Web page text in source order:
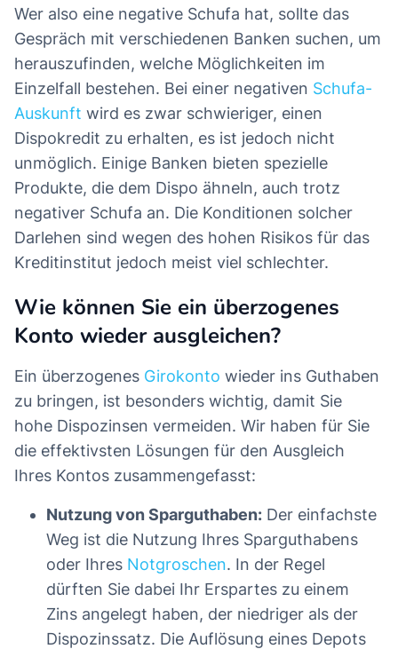
Wer also eine negative Schufa hat, sollte das
Gespräch mit verschiedenen Banken suchen, um
herauszufinden, welche Möglichkeiten im
Einzelfall bestehen. Bei einer negativen Schufa-
Auskunft wird es zwar schwieriger, einen
Dispokredit zu erhalten, es ist jedoch nicht
unmöglich. Einige Banken bieten spezielle
Produkte, die dem Dispo ähneln, auch trotz
negativer Schufa an. Die Konditionen solcher
Darlehen sind wegen des hohen Risikos für das
Kreditinstitut jedoch meist viel schlechter.
Wie können Sie ein überzogenes
Konto wieder ausgleichen?
Ein überzogenes Girokonto wieder ins Guthaben
zu bringen, ist besonders wichtig, damit Sie
hohe Dispozinsen vermeiden. Wir haben für Sie
die effektivsten Lösungen für den Ausgleich
Ihres Kontos zusammengefasst:
Nutzung von Sparguthaben: Der einfachste
Weg ist die Nutzung Ihres Sparguthabens
oder Ihres Notgroschen. In der Regel
dürften Sie dabei Ihr Erspartes zu einem
Zins angelegt haben, der niedriger als der
Dispozinssatz. Die Auflösung eines Depots